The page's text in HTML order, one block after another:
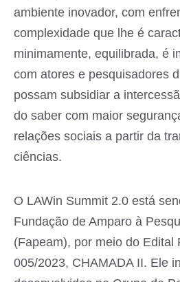
ambiente inovador, com
complexidade que lhe é
minimamente, equilibrada, é
com atores e pesquisadores
possam subsidiar a
do saber com maior
relações sociais a partir da
ciências.
O LAWin Summit 2.0 está
Fundação de Amparo à
(Fapeam), por meio do Edital
005/2023, CHAMADA II. Ele